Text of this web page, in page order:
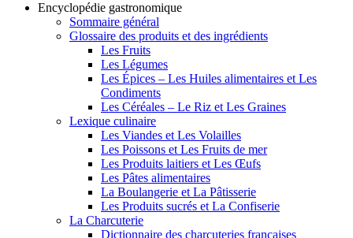
Encyclopédie gastronomique
Sommaire général
Glossaire des produits et des ingrédients
Les Fruits
Les Légumes
Les Épices – Les Huiles alimentaires et Les
Condiments
Les Céréales – Le Riz et Les Graines
Lexique culinaire
Les Viandes et Les Volailles
Les Poissons et Les Fruits de mer
Les Produits laitiers et Les Œufs
Les Pâtes alimentaires
La Boulangerie et La Pâtisserie
Les Produits sucrés et La Confiserie
La Charcuterie
Dictionnaire des charcuteries françaises